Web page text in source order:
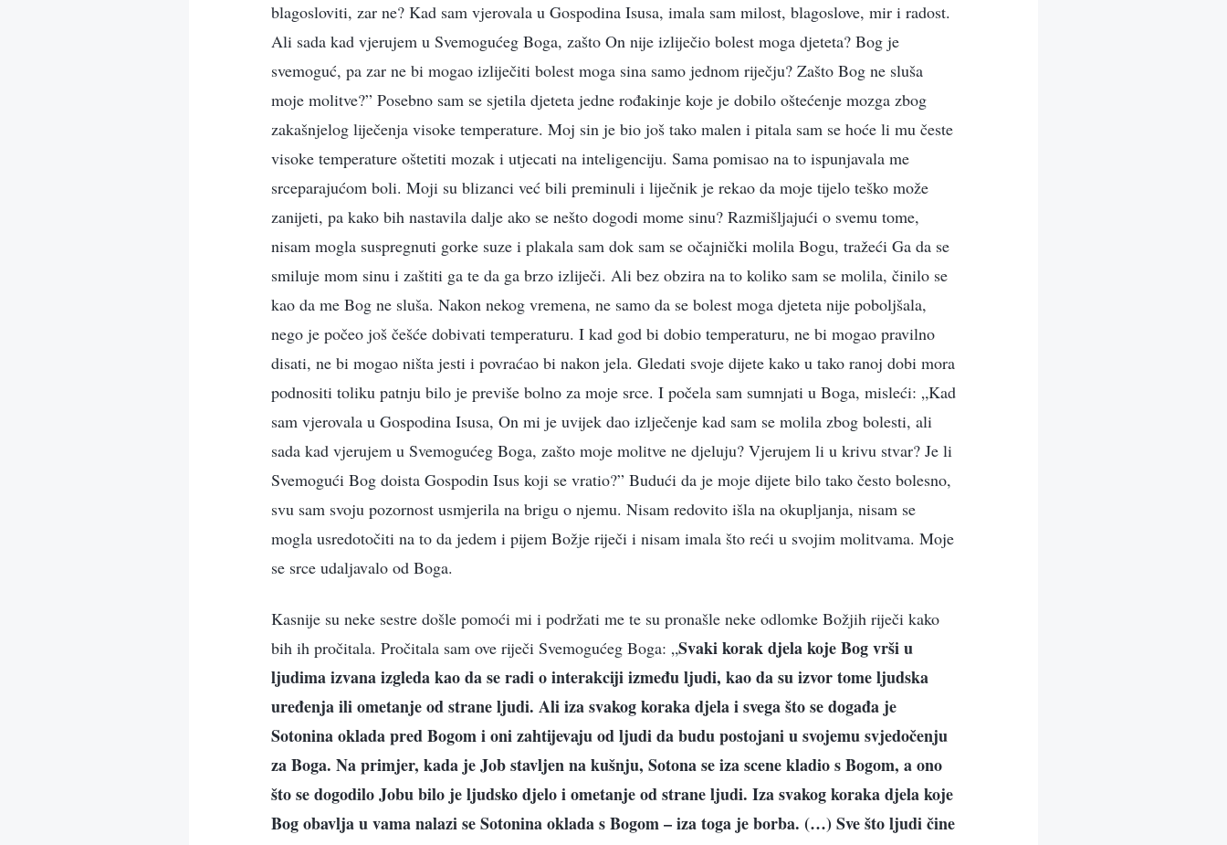
blagosloviti, zar ne? Kad sam vjerovala u Gospodina Isusa, imala sam milost, blagoslove, mir i radost.
Ali sada kad vjerujem u Svemogućeg Boga, zašto On nije izliječio bolest moga djeteta? Bog je
svemoguć, pa zar ne bi mogao izliječiti bolest moga sina samo jednom riječju? Zašto Bog ne sluša
moje molitve?” Posebno sam se sjetila djeteta jedne rođakinje koje je dobilo oštećenje mozga zbog
zakašnjelog liječenja visoke temperature. Moj sin je bio još tako malen i pitala sam se hoće li mu česte
visoke temperature oštetiti mozak i utjecati na inteligenciju. Sama pomisao na to ispunjavala me
srceparajućom boli. Moji su blizanci već bili preminuli i liječnik je rekao da moje tijelo teško može
zanijeti, pa kako bih nastavila dalje ako se nešto dogodi mome sinu? Razmišljajući o svemu tome,
nisam mogla suspregnuti gorke suze i plakala sam dok sam se očajnički molila Bogu, tražeći Ga da se
smiluje mom sinu i zaštiti ga te da ga brzo izliječi. Ali bez obzira na to koliko sam se molila, činilo se
kao da me Bog ne sluša. Nakon nekog vremena, ne samo da se bolest moga djeteta nije poboljšala,
nego je počeo još češće dobivati temperaturu. I kad god bi dobio temperaturu, ne bi mogao pravilno
disati, ne bi mogao ništa jesti i povraćao bi nakon jela. Gledati svoje dijete kako u tako ranoj dobi mora
podnositi toliku patnju bilo je previše bolno za moje srce. I počela sam sumnjati u Boga, misleći: „Kad
sam vjerovala u Gospodina Isusa, On mi je uvijek dao izlječenje kad sam se molila zbog bolesti, ali
sada kad vjerujem u Svemogućeg Boga, zašto moje molitve ne djeluju? Vjerujem li u krivu stvar? Je li
Svemogući Bog doista Gospodin Isus koji se vratio?” Budući da je moje dijete bilo tako često bolesno,
svu sam svoju pozornost usmjerila na brigu o njemu. Nisam redovito išla na okupljanja, nisam se
mogla usredotočiti na to da jedem i pijem Božje riječi i nisam imala što reći u svojim molitvama. Moje
se srce udaljavalo od Boga.
Kasnije su neke sestre došle pomoći mi i podržati me te su pronašle neke odlomke Božjih riječi kako
bih ih pročitala. Pročitala sam ove riječi Svemogućeg Boga: „Svaki korak djela koje Bog vrši u
ljudima izvana izgleda kao da se radi o interakciji između ljudi, kao da su izvor tome ljudska
uređenja ili ometanje od strane ljudi. Ali iza svakog koraka djela i svega što se događa je
Sotonina oklada pred Bogom i oni zahtijevaju od ljudi da budu postojani u svojemu svjedočenju
za Boga. Na primjer, kada je Job stavljen na kušnju, Sotona se iza scene kladio s Bogom, a ono
što se dogodilo Jobu bilo je ljudsko djelo i ometanje od strane ljudi. Iza svakog koraka djela koje
Bog obavlja u vama nalazi se Sotonina oklada s Bogom – iza toga je borba. (…) Sve što ljudi čine